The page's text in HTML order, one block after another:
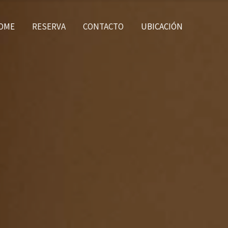
RESERVA CONTACTO UBICACIÓN